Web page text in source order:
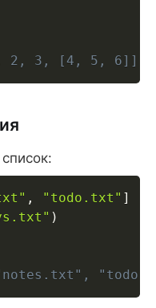
2, 3, [4, 5, 6]]
, "todo.txt" ]
)
["notes.txt",